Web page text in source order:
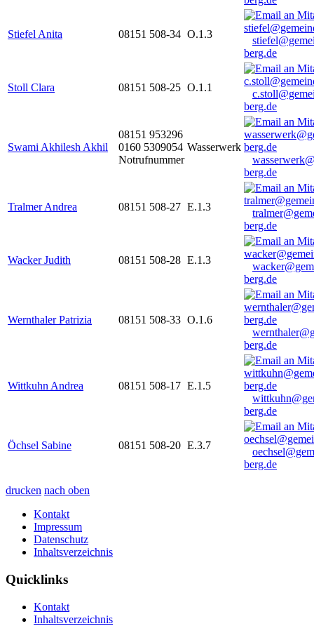
Stiefel Anita 08151 508-34 O.1.3
berg.de
Stoll Clara 08151 508-25 O.1.1
berg.de
Swami Akhilesh Akhil
08151 953296
0160 5309054
Notrufnummer
Wasserwerk
berg.de
Tralmer Andrea 08151 508-27 E.1.3
berg.de
Wacker Judith 08151 508-28 E.1.3
berg.de
Wernthaler Patrizia 08151 508-33 O.1.6
berg.de
Wittkuhn Andrea 08151 508-17 E.1.5
berg.de
Öchsel Sabine 08151 508-20 E.3.7
berg.de
drucken nach oben
Kontakt
Impressum
Datenschutz
Inhaltsverzeichnis
Quicklinks
Kontakt
Inhaltsverzeichnis